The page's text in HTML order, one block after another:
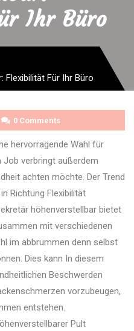
Ihr Büro
Flexibilität Für Ihr Büro
0 Comments
hervorragende Wahl für
Job verbringt außerdem
achten möchte. Der Trend
Richtung Flexibilität
höhenverstellbar bietet
mit verschiedenen
im abbrummen denn selbst
Dies kann In diesem
Beschwerden
vorzubeugen,
entstehen.
Pult